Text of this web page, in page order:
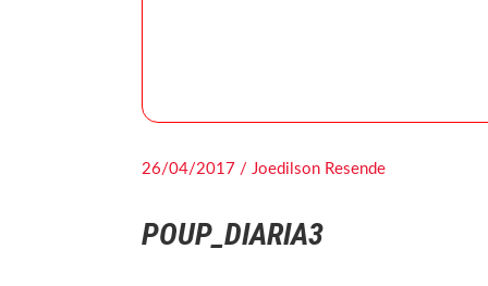
26/04/2017 / Joedilson Resende
POUP_DIARIA3